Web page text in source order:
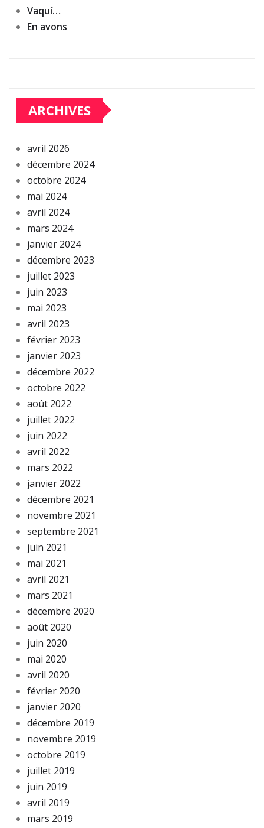
Vaquí…
En avons
ARCHIVES
avril 2026
décembre 2024
octobre 2024
mai 2024
avril 2024
mars 2024
janvier 2024
décembre 2023
juillet 2023
juin 2023
mai 2023
avril 2023
février 2023
janvier 2023
décembre 2022
octobre 2022
août 2022
juillet 2022
juin 2022
avril 2022
mars 2022
janvier 2022
décembre 2021
novembre 2021
septembre 2021
juin 2021
mai 2021
avril 2021
mars 2021
décembre 2020
août 2020
juin 2020
mai 2020
avril 2020
février 2020
janvier 2020
décembre 2019
novembre 2019
octobre 2019
juillet 2019
juin 2019
avril 2019
mars 2019